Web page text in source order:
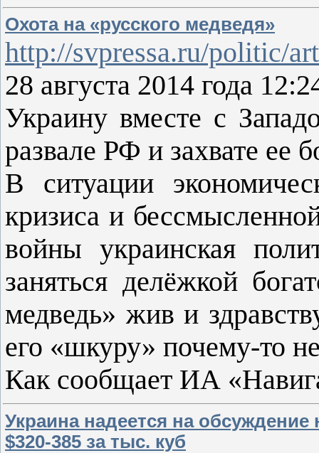
Охота на «русского медведя»
http://svpressa.ru/politic/
28 августа 2014 года
Украину вместе с
развале РФ и захвате ее
В ситуации
кризиса и
войны украинская
заняться делёжкой
медведь» жив и
его «шкуру» почему-то
Как сообщает ИА
Украина надеется на
$320-385 за тыс. куб